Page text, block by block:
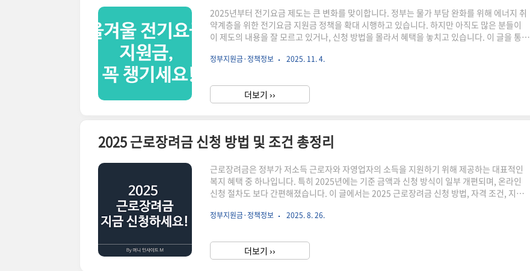
2025년부터 전기요금 제도는 큰 변화를 맞이합니다. 정부는 물가 부담 완화를 위해 에너지 취
약계층을 위한 전기요금 지원금 정책을 확대 시행하고 있습니다. 하지만 아직도 많은 분들이
이 제도의 내용을 잘 모르고 있거나, 신청 방법을 몰라서 혜택을 놓치고 있습니다. 이 글을 통해
자녀 가구 등✔️ 지원 금액: 월 최대 2만원 / 연 최대 24만원✔️ 신청 방법: 복지로, 한국전력공사
‘전기요금 지원금’을 챙겨야 할까?2024년 하반기, 전기요금 인상이 누진제와 함께 적용되면서
월평균 요금이 20% 이상 상승했습니다. 특..
정부지원금·정책정보 2025. 11. 4.
더보기 ››
2025 근로장려금 신청 방법 및 조건 총정리
근로장려금은 정부가 저소득 근로자와 자영업자의 소득을 지원하기 위해 제공하는 대표적인
복지 혜택 중 하나입니다. 특히 2025년에는 기준 금액과 신청 방식이 일부 개편되며, 온라인
신청 절차도 보다 간편해졌습니다. 이 글에서는 2025 근로장려금 신청 방법, 자격 조건, 지급
로자, 사업자, 종교인 등을 대상으로 매년 국세청이 지원하는 장려금 제도입니다. 세금 환급이
청 자격소득요건: 연 소득 근로자 기준 4,000만 원 이하 (가구 유형별 차등 적용)재산요건: 가
구 재산 합계 2억 4천만 원 미만가구요건: 단독 가구 ..
정부지원금·정책정보 2025. 8. 26.
더보기 ››